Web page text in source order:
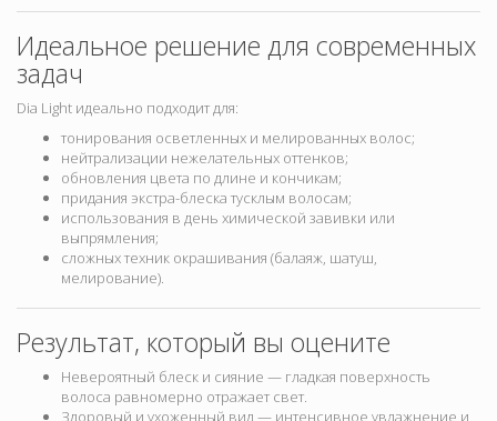
Идеальное решение для современных
задач
Dia Light идеально подходит для:
тонирования осветленных и мелированных волос;
нейтрализации нежелательных оттенков;
обновления цвета по длине и кончикам;
придания экстра-блеска тусклым волосам;
использования в день химической завивки или
выпрямления;
сложных техник окрашивания (балаяж, шатуш,
мелирование).
Результат, который вы оцените
Невероятный блеск и сияние — гладкая поверхность
волоса равномерно отражает свет.
Здоровый и ухоженный вид — интенсивное увлажнение и